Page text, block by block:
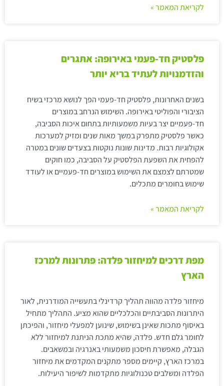
לקריאת המאמר »
פלסטיק חד-פעמי באירופה: אתגרים
והזדמנויות לעתיד בריא יותר
בשנים האחרונות, פלסטיק חד-פעמי הפך לנושא מרכזי בשיח
הציבורי והפוליטי באירופה. השימוש הנרחב במוצרים
חד-פעמיים יצר בעיות משמעותיות בתחום איכות הסביבה,
כאשר פלסטיק מתפרק במשך מאות שנים ומזיק למערכות
אקולוגיות רבות. מדינות שונות נוקטות בצעדים שונים במטרה
להפחית את השפעת הפלסטיק על הסביבה, כמו חוקים
שמטרתם לצמצם את השימוש במוצרים חד-פעמיים או לעודד
שימוש בחומרים מתכלים.
לקריאת המאמר »
מפת דרכים למיחזור פלדה: פתרונות למרכז
הארץ
מיחזור פלדה מהווה תהליך קרדינלי בתעשייה המודרנית, לאור
היתרונות הסביבתיים והכלכליים שהוא מציע. התהליך מתחיל
באיסוף מתכות שאינן בשימוש, שינוען למפעלי מיחזור, והפיכתן
לחומר גלם חדש. פלדה, שהיא מתכת הניתנת למיחזור ללא
הגבלה, מאפשרת חיסכון משמעותי באנרגיה ובמשאבים.
במרכז הארץ, קיימים מספר מתקנים המקדמים את מיחזור
הפלדה ומשלבים טכנולוגיות מתקדמות לשיפור היעילות.